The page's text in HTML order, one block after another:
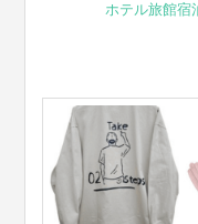
ホテル旅館宿